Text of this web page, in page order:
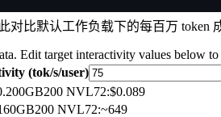
对比默认工作负载下的每百万 token
Edit target interactivity values below
(tok/s/user)
GB200 NVL72:$0.089
GB200 NVL72:~649